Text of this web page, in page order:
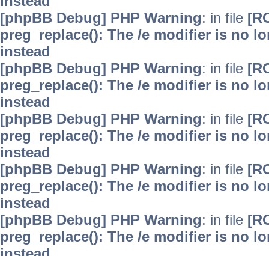
[phpBB Debug] PHP Warning: in file
preg_replace(): The /e modifier is no
instead
[phpBB Debug] PHP Warning: in file
preg_replace(): The /e modifier is no
instead
[phpBB Debug] PHP Warning: in file
preg_replace(): The /e modifier is no
instead
[phpBB Debug] PHP Warning: in file
preg_replace(): The /e modifier is no
instead
[phpBB Debug] PHP Warning: in file
preg_replace(): The /e modifier is no